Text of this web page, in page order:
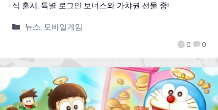
0 0
식 출시, 특별 로그인 보너스와 가챠권 선물 중!
뉴스, 모바일게임